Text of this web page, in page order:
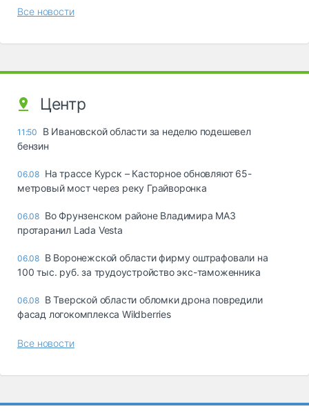
Все новости
Центр
11:50
В Ивановской области за неделю подешевел
бензин
06.08 На трассе Курск – Касторное обновляют 65-
метровый мост через реку Грайворонка
06.08 Во Фрунзенском районе Владимира МАЗ
протаранил Lada Vesta
06.08 В Воронежской области фирму оштрафовали на
100 тыс. руб. за трудоустройство экс-таможенника
06.08 В Тверской области обломки дрона повредили
фасад логокомплекса Wildberries
Все новости